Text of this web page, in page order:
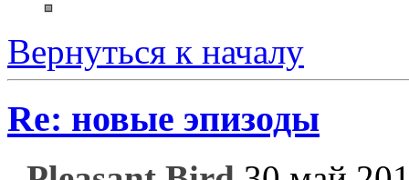
Вернуться к началу
Re: новые эпизоды